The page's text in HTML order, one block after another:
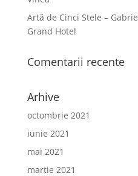
Artă de Cinci Stele –
Grand Hotel
Comentarii recente
Arhive
octombrie 2021
iunie 2021
mai 2021
martie 2021